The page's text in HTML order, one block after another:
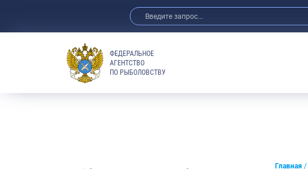
Анонсы
ФЕДЕРАЛЬНОЕ
АГЕНТСТВО
ПО РЫБОЛОВСТВУ
Главная